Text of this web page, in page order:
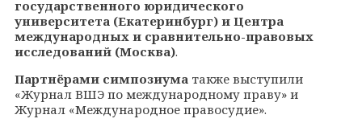
государственного юридического
университета (Екатеринбург) и Центра
международных и сравнительно-правовых
исследований (Москва).
Партнёрами симпозиума также выступили
«Журнал ВШЭ по международному праву» и
Журнал «Международное правосудие».